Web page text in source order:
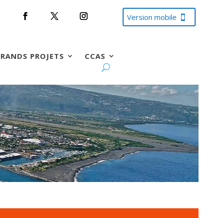
Version mobile
PROJETS CCAS